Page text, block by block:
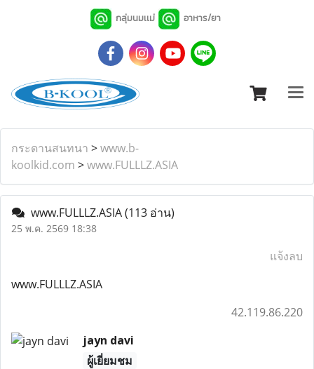
กลุ่มนมเเม่ อาหาร/ยา
กระดานสนทนา >www.b-
koolkid.com >www.FULLLZ.ASIA
www.FULLLZ.ASIA(113 อ่าน)
25 พ.ค. 2569 18:38
แจ้งลบ
www.FULLLZ.ASIA
42.119.86.220
jayn davi
ผู้เยี่ยมชม